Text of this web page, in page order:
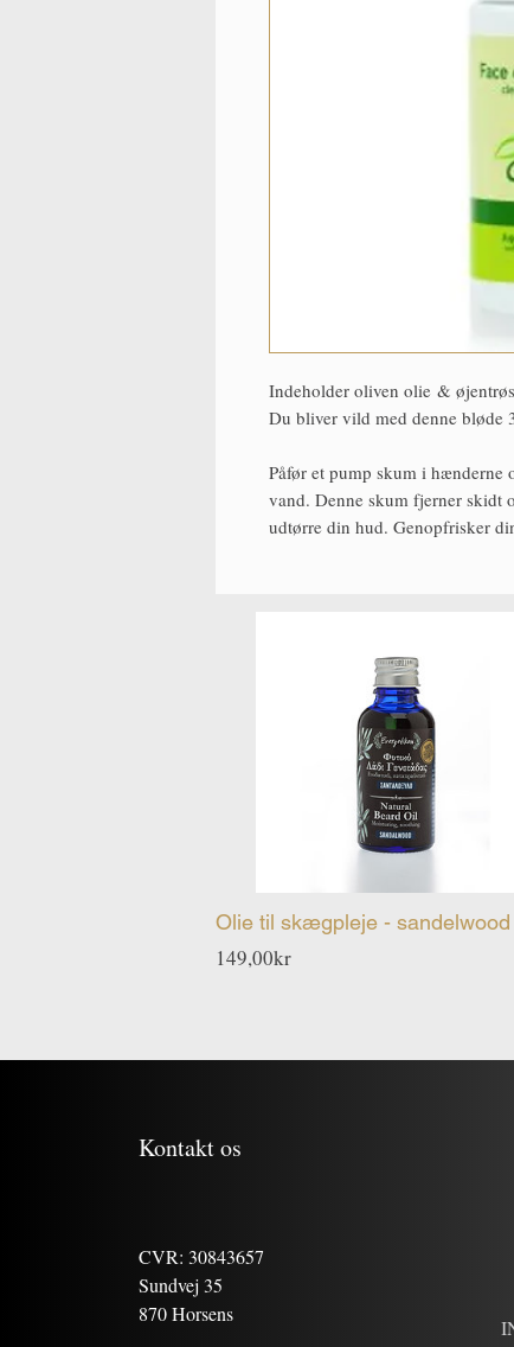
Indeholder oliven olie &
Du bliver vild med denne bløde
Påfør et pump skum i hænderne
vand. Denne skum fjerner skidt
udtørre din hud. Genopfrisker
Olie til skægpleje - sandelwood
149,00krPris
Kontakt os
CVR: 30843657
Sundvej 35
870 Horsens